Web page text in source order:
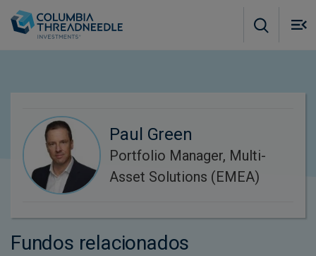
Paul Green
Portfolio Manager, Multi-
Asset Solutions (EMEA)
Fundos relacionados